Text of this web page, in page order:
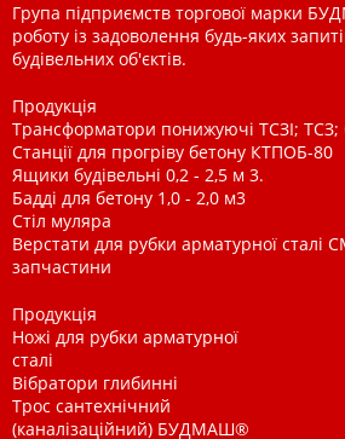
Група підприємств торгової марки
роботу із задоволення будь-яких
будівельних об'єктів.
Продукція
Трансформатори понижуючі ТСЗІ;
Станції для прогріву бетону КТПОБ-80
Ящики будівельні 0,2 - 2,5 м 3.
Бадді для бетону 1,0 - 2,0 м3
Стіл муляра
Верстати для рубки арматурної
запчастини
Продукція
Ножі для рубки арматурної
сталі
Вібратори глибинні
Трос сантехнічний
(каналізаційний) БУДМАШ®